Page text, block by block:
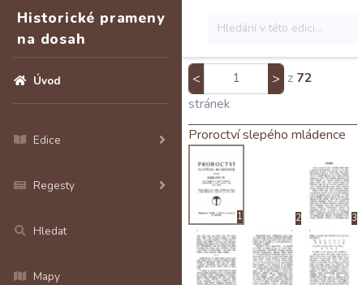
Historické prameny
na dosah
Úvod
Edice
Regesty
Hledat
Mapy
< > z 72
stránek
Proroctví slepého mládence
1 2 3